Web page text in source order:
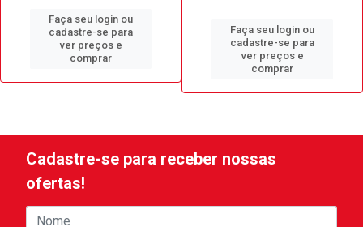
Faça seu login ou
cadastre-se para
ver preços e
comprar
Faça seu login ou
cadastre-se para
ver preços e
comprar
Cadastre-se para receber nossas
ofertas!